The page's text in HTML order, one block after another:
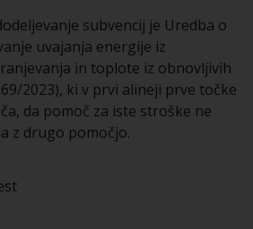
subvencij je Uredba o
uvajanja energije iz
in toplote iz obnovljivih
2023), ki v prvi alineji prve točke
da pomoč za iste stroške ne
z drugo pomočjo.